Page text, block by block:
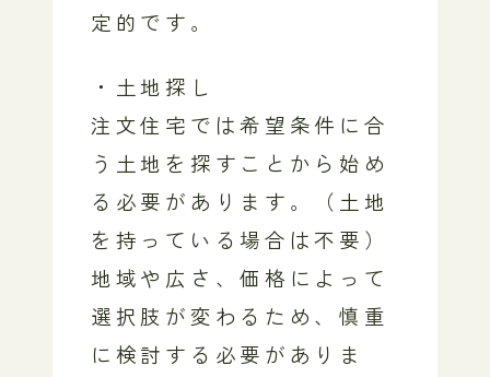
定的です。
・土地探し
注文住宅では希望条件に合
う土地を探すことから始め
る必要があります。（土地
を持っている場合は不要）
地域や広さ、価格によって
選択肢が変わるため、慎重
に検討する必要がありま